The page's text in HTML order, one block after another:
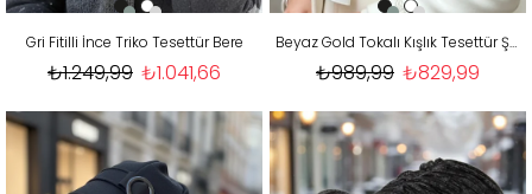
Gri Fitilli İnce Triko Tesettür Bere
₺1.041,66
₺1.249,99
Beyaz Gold Tokalı Kışlık Tesettür Şapka
₺829,99
₺989,99